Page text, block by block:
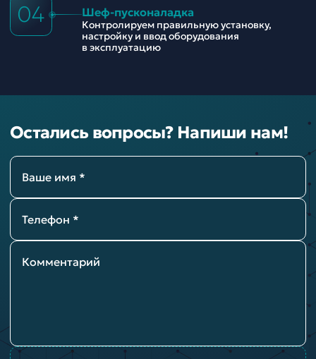
04 Шеф-пусконаладка
Контролируем правильную установку,
настройку и ввод оборудования
в эксплуатацию
Остались вопросы? Напиши нам!
Ваше имя *
Телефон *
Комментарий